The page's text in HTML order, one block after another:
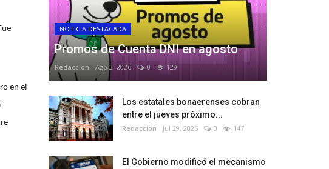
en el
NOTICIA DESTACADA
Promos de Cuenta DNI en agosto
Redaccion Ago 3, 2026 0 129
Los estatales bonaerenses cobran
entre el jueves próximo...
Redaccion Jul 29, 2026 0 147
El Gobierno modificó el mecanismo